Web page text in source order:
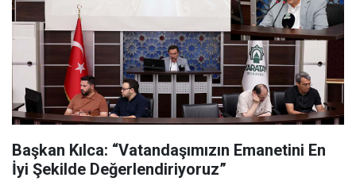
Başkan Kılca: “Vatandaşımızın Emanetini En
İyi Şekilde Değerlendiriyoruz”